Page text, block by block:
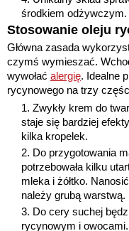
środkiem odżywczym.
Stosowanie oleju
Główna zasada
czymś wymieszać.
wywołać alergię. Idealne
rycynowego na trzy
Zwykły krem do
staje się bardziej
kilka kropelek.
Do przygotowania
potrzebowała kilku
mleka i żółtko.
należy grubą warstwą.
Do cery suchej
rycynowym i